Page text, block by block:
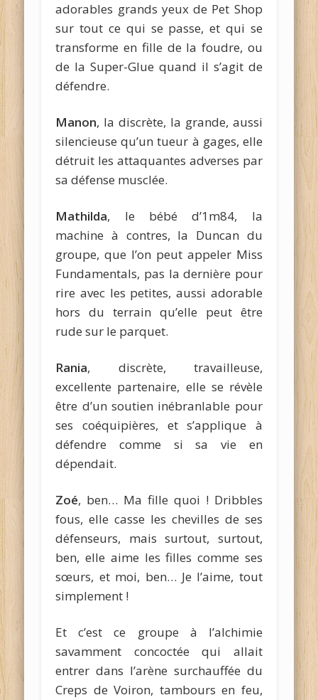
adorables grands yeux de Pet Shop
sur tout ce qui se passe, et qui se
transforme en fille de la foudre, ou
de la Super-Glue quand il s’agit de
défendre.
Manon, la discrète, la grande, aussi
silencieuse qu’un tueur à gages, elle
détruit les attaquantes adverses par
sa défense musclée.
Mathilda, le bébé d’1m84, la
machine à contres, la Duncan du
groupe, que l’on peut appeler Miss
Fundamentals, pas la dernière pour
rire avec les petites, aussi adorable
hors du terrain qu’elle peut être
rude sur le parquet.
Rania, discrète, travailleuse,
excellente partenaire, elle se révèle
être d’un soutien inébranlable pour
ses coéquipières, et s’applique à
défendre comme si sa vie en
dépendait.
Zoé, ben… Ma fille quoi ! Dribbles
fous, elle casse les chevilles de ses
défenseurs, mais surtout, surtout,
ben, elle aime les filles comme ses
sœurs, et moi, ben… Je l’aime, tout
simplement !
Et c’est ce groupe à l’alchimie
savamment concoctée qui allait
entrer dans l’arène surchauffée du
Creps de Voiron, tambours en feu,